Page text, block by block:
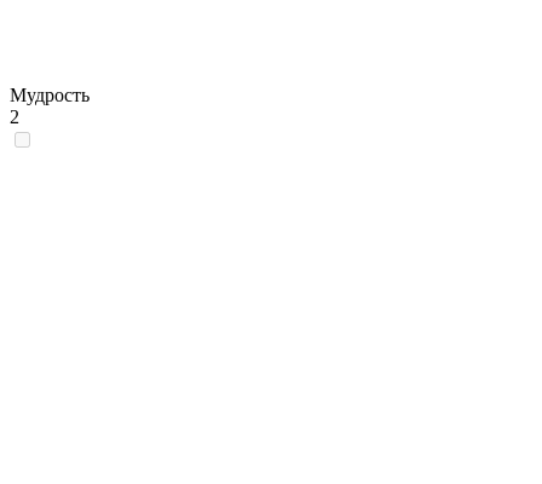
Мудрость
2